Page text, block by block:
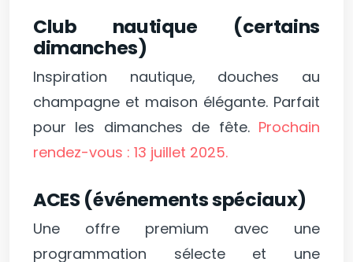
Club nautique (certains
dimanches)
Inspiration nautique, douches au
champagne et maison élégante. Parfait
pour les dimanches de fête. Prochain
rendez-vous : 13 juillet 2025.
ACES (événements spéciaux)
Une offre premium avec une
programmation sélecte et une